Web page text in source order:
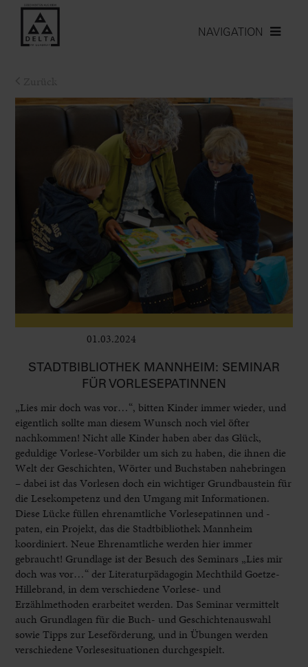
NAVIGATION
01.03.2024
STADTBIBLIOTHEK MANNHEIM: SEMINAR
FÜR VORLESEPATINNEN
„Lies mir doch was vor…“, bitten Kinder immer wieder, und
eigentlich sollte man diesem Wunsch noch viel öfter
nachkommen! Nicht alle Kinder haben aber das Glück,
geduldige Vorlese-Vorbilder um sich zu haben, die ihnen die
Welt der Geschichten, Wörter und Buchstaben nahebringen
– dabei ist das Vorlesen doch ein wichtiger Grundbaustein für
die Lesekompetenz und den Umgang mit Informationen.
Diese Lücke füllen ehrenamtliche Vorlesepatinnen und -
paten, ein Projekt, das die Stadtbibliothek Mannheim
koordiniert. Neue Ehrenamtliche werden hier immer
gebraucht! Grundlage ist der Besuch des Seminars „Lies mir
doch was vor…“ der Literaturpädagogin Mechthild Goetze-
Hillebrand, in dem verschiedene Vorlese- und
Erzählmethoden erarbeitet werden. Das Seminar vermittelt
auch Grundlagen für die Buch- und Geschichtenauswahl
sowie Tipps zur Leseförderung, und in Übungen werden
verschiedene Vorlesesituationen durchgespielt.